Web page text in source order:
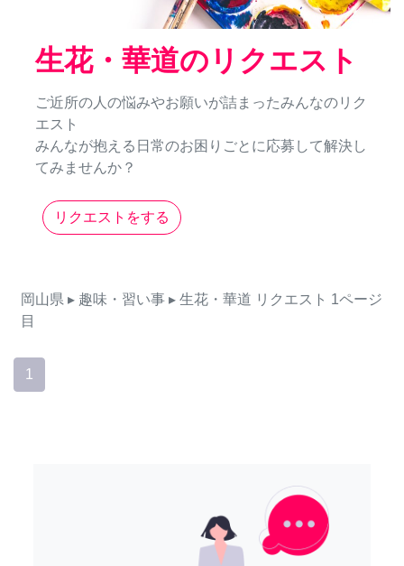
生花・華道のリクエスト
ご近所の人の悩みやお願いが詰まったみんなのリク
エスト
みんなが抱える日常のお困りごとに応募して解決し
てみませんか？
リクエストをする
岡山県 ▸ 趣味・習い事 ▸ 生花・華道 リクエスト 1ページ
目
1